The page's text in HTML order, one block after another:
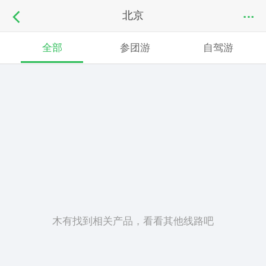
北京
全部 参团游 自驾游
木有找到相关产品，看看其他线路吧